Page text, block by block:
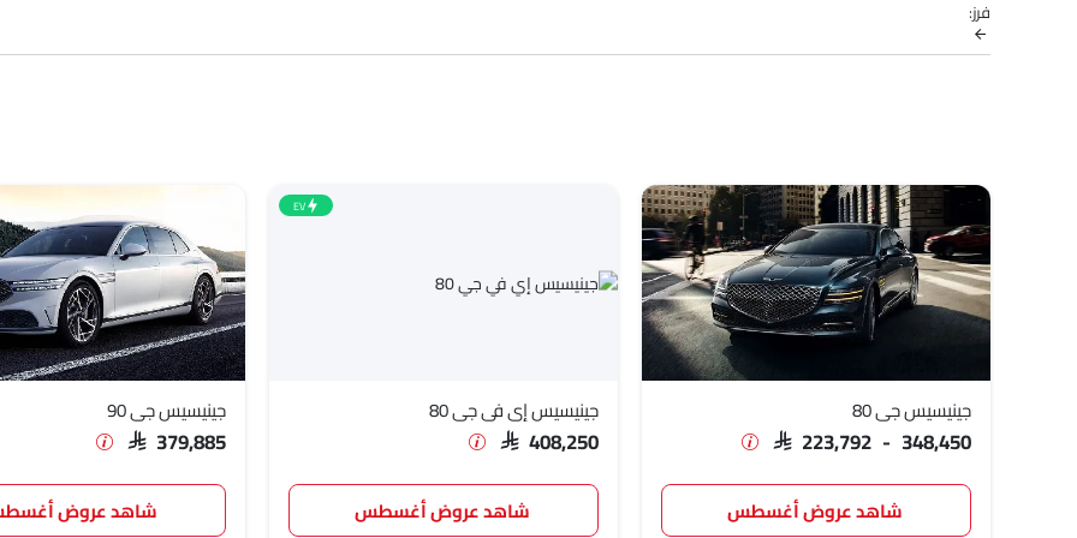
الكاملة في مدينتك، العروض، الفئات، المواصفات، الصور، استهلاك الوقود والمراجعات.
جينيسيس إي في جي 80
SAR 408,250
جينيسيس جي 90
SAR 379,885
جينيسيس جي 70
SAR 192,435 - 217,850
فرز:
جينيسيس جي 80
SAR 223,792 - 348,450
شاهد عروض أغسطس
EV
جينيسيس إي في جي 80
SAR 408,250
شاهد عروض أغسطس
جينيسيس جي 90
SAR 379,885
شاهد عروض